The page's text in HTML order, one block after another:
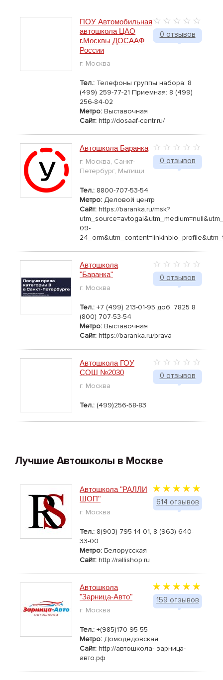
0 отзывов
ПОУ Автомобильная
автошкола ЦАО
г.Москвы ДОСААФ
России
г. Москва
Тел.: Телефоны группы набора: 8
(499) 259-77-21 Приемная: 8 (499)
256-84-02
Метро: Выставочная
Сайт: http://dosaaf-centr.ru/
0 отзывов
Автошкола Баранка
г. Москва, Санкт-
Петербург, Мытищи
Тел.: 8800-707-53-54
Метро: Деловой центр
Сайт: https://baranka.ru/msk?
09-
0 отзывов
Автошкола
"Баранка"
г. Москва
Тел.: +7 (499) 213-01-95 доб. 7825 8
(800) 707-53-54
Метро: Выставочная
Сайт: https://baranka.ru/prava
0 отзывов
Автошкола ГОУ
СОШ №2030
г. Москва
Тел.: (499)256-58-83
Лучшие Автошколы в Москве
614 отзывов
Автошкола "РАЛЛИ
ШОП"
г. Москва
Тел.: 8(903) 795-14-01, 8 (963) 640-
33-00
Метро: Белорусская
Сайт: http://rallishop.ru
159 отзывов
Автошкола
"Зарница-Авто"
г. Москва
Тел.: +(985)170-95-55
Метро: Домодедовская
Сайт: http://автошкола- зарница-
авто.рф